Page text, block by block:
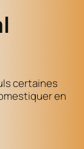
certaines
en